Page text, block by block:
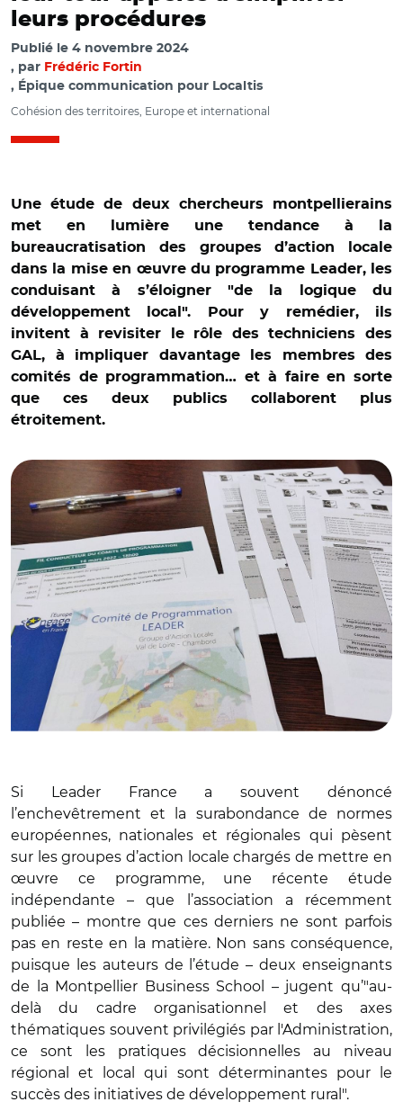
leurs procédures
Publié le 4 novembre 2024
par Frédéric Fortin
, Épique communication pour Localtis
Cohésion des territoires, Europe et international
Une étude de deux chercheurs montpellierains
met en lumière une tendance à la
bureaucratisation des groupes d’action locale
dans la mise en œuvre du programme Leader, les
conduisant à s’éloigner "de la logique du
développement local". Pour y remédier, ils
invitent à revisiter le rôle des techniciens des
GAL, à impliquer davantage les membres des
comités de programmation… et à faire en sorte
que ces deux publics collaborent plus
étroitement.
© Roglic & Galabrun, 2024, Montpellier, France. Source:
GAL Val de Loire Chambord – Pays des Châteaux, avril
Si Leader France a souvent dénoncé
l’enchevêtrement et la surabondance de normes
européennes, nationales et régionales qui pèsent
sur les groupes d’action locale chargés de mettre en
œuvre ce programme, une récente étude
indépendante – que l’association a récemment
publiée – montre que ces derniers ne sont parfois
pas en reste en la matière. Non sans conséquence,
puisque les auteurs de l’étude – deux enseignants
de la Montpellier Business School – jugent qu’"au-
delà du cadre organisationnel et des axes
thématiques souvent privilégiés par l'Administration,
ce sont les pratiques décisionnelles au niveau
régional et local qui sont déterminantes pour le
succès des initiatives de développement rural".